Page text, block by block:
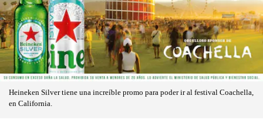
Heineken Silver tiene una increíble promo para poder ir al festival Coachella,
en California.